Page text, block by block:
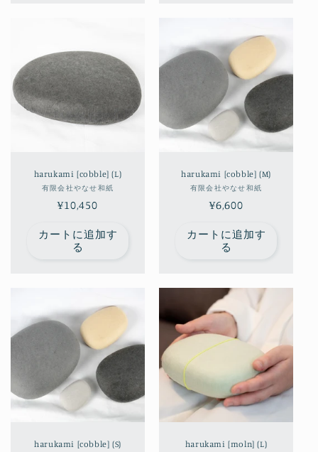
harukami [cobble] (L)
販
売
有限会社やなせ和紙
通
価
¥10,450
カートに追加す
る
harukami [cobble] (M)
販
売
有限会社やなせ和紙
通
価
¥6,600
カートに追加す
る
harukami [cobble] (S) harukami [moln] (L)